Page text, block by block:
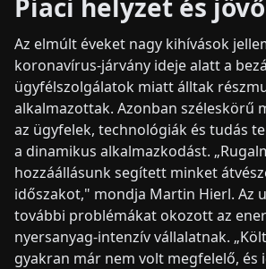
Piaci helyzet és
Az elmúlt éveket nagy kihívások
koronavírus-járvány ideje alatt a
ügyfélszolgálatok miatt álltak
alkalmazottak. Azonban széleskörű
az ügyfelek, technológiák és tudás
a dinamikus alkalmazkodást.
hozzáállásunk segített minket
időszakot," mondja Martin Hierl. Az
további problémákat okozott az
nyersanyag-intenzív vállalatnak.
gyakran már nem volt megfelelő, és